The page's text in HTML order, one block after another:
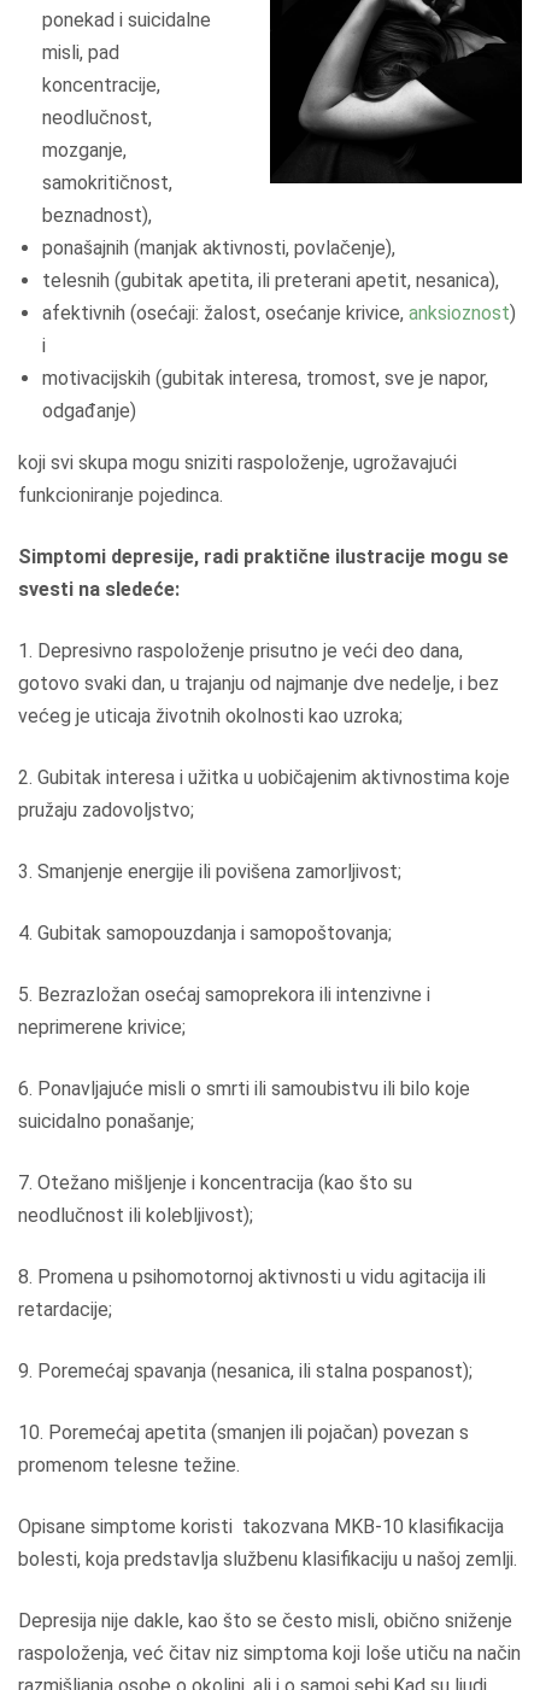
ponekad i suicidalne
misli, pad
koncentracije,
neodlučnost,
mozganje,
samokritičnost,
beznadnost),
ponašajnih (manjak aktivnosti, povlačenje),
telesnih (gubitak apetita, ili preterani apetit, nesanica),
afektivnih (osećaji: žalost, osećanje krivice, anksioznost)
i
motivacijskih (gubitak interesa, tromost, sve je napor,
odgađanje)
koji svi skupa mogu sniziti raspoloženje, ugrožavajući
funkcioniranje pojedinca.
Simptomi depresije, radi praktične ilustracije mogu se
svesti na sledeće:
1. Depresivno raspoloženje prisutno je veći deo dana,
gotovo svaki dan, u trajanju od najmanje dve nedelje, i bez
većeg je uticaja životnih okolnosti kao uzroka;
2. Gubitak interesa i užitka u uobičajenim aktivnostima koje
pružaju zadovoljstvo;
3. Smanjenje energije ili povišena zamorljivost;
4. Gubitak samopouzdanja i samopoštovanja;
5. Bezrazložan osećaj samoprekora ili intenzivne i
neprimerene krivice;
6. Ponavljajuće misli o smrti ili samoubistvu ili bilo koje
suicidalno ponašanje;
7. Otežano mišljenje i koncentracija (kao što su
neodlučnost ili kolebljivost);
8. Promena u psihomotornoj aktivnosti u vidu agitacija ili
retardacije;
9. Poremećaj spavanja (nesanica, ili stalna pospanost);
10. Poremećaj apetita (smanjen ili pojačan) povezan s
promenom telesne težine.
Opisane simptome koristi takozvana MKB-10 klasifikacija
bolesti, koja predstavlja službenu klasifikaciju u našoj zemlji.
Depresija nije dakle, kao što se često misli, obično sniženje
raspoloženja, već čitav niz simptoma koji loše utiču na način